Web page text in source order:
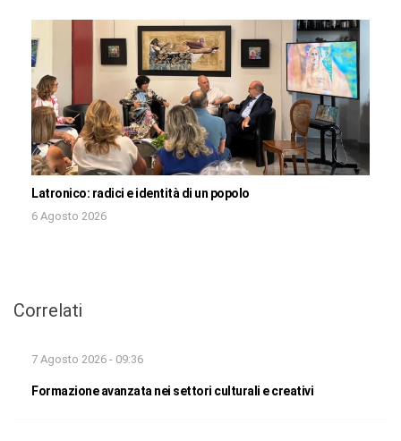
Latronico: radici e identità di un popolo
6 Agosto 2026
Correlati
7 Agosto 2026 - 09:36
Formazione avanzata nei settori culturali e creativi